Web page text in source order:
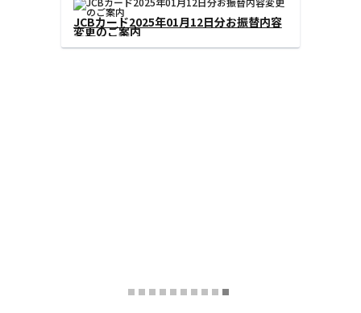
お知らせ】お客様のお支払い方法 JCBカード2025年
変更のご案内